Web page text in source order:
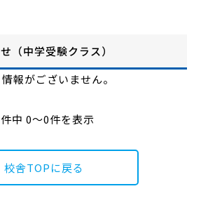
（中学受験クラス）
報がございません。
中 0～0件を表示
校舎TOPに戻る